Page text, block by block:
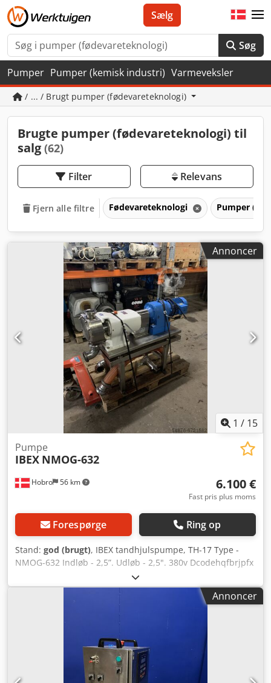
Søg
Sælg
Pumper Pumper (kemisk industri) Varmeveksler
/ ... / Brugt pumper (fødevareteknologi)
Brugte pumper (fødevareteknologi) til
salg (62)
Filter Relevans
Fjern alle filtre Fødevareteknologi Pumper
Annoncer
1 / 15
Hobro 56 km
Pumpe
IBEX NMOG-632
6.100 €
Fast pris plus moms
Forespørge Ring op
Stand: god (brugt), IBEX tandhjulspumpe, TH-17 Type -
NMOG-632 Indløb - 2,5”. Udløb - 2,5". 380v Dcodehqfbrjpfx
Ag Djk Mange flere pumper på lager. BJØ.
Annoncer